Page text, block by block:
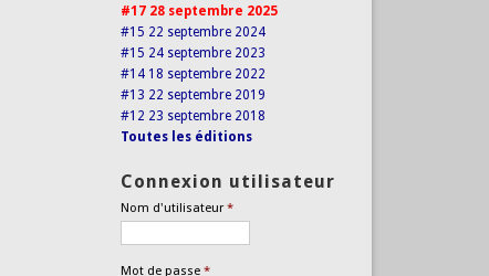
#17 28 septembre 2025
#15 22 septembre 2024
#15 24 septembre 2023
#14 18 septembre 2022
#13 22 septembre 2019
#12 23 septembre 2018
Toutes les éditions
Connexion utilisateur
Nom d'utilisateur*
Mot de passe *